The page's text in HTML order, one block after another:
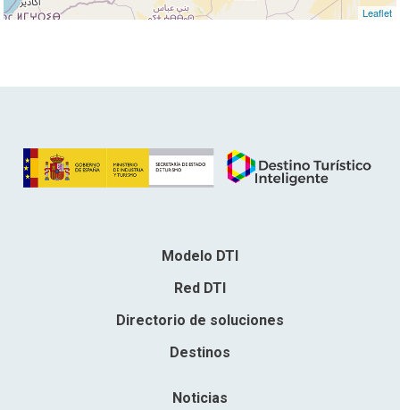
Leaflet
Modelo DTI
Red DTI
Directorio de soluciones
Destinos
Noticias